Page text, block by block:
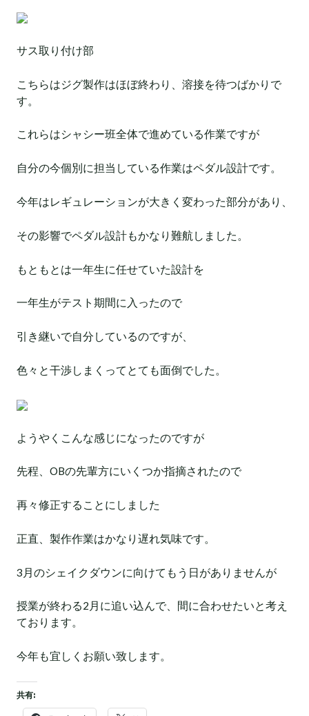
サス取り付け部
こちらはジグ製作はほぼ終わり、溶接を待つばかりで
す。
これらはシャシー班全体で進めている作業ですが
自分の今個別に担当している作業はペダル設計です。
今年はレギュレーションが大きく変わった部分があり、
その影響でペダル設計もかなり難航しました。
もともとは一年生に任せていた設計を
一年生がテスト期間に入ったので
引き継いで自分しているのですが、
色々と干渉しまくってとても面倒でした。
ようやくこんな感じになったのですが
先程、OBの先輩方にいくつか指摘されたので
再々修正することにしました
正直、製作作業はかなり遅れ気味です。
3月のシェイクダウンに向けてもう日がありませんが
授業が終わる2月に追い込んで、間に合わせたいと考え
ております。
今年も宜しくお願い致します。
共有: